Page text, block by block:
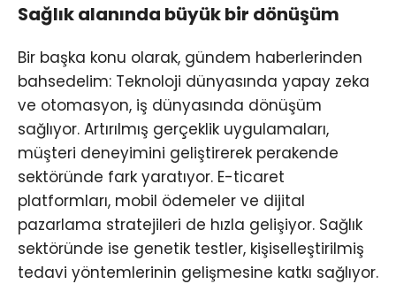
Sağlık alanında büyük bir dönüşüm
Bir başka konu olarak, gündem haberlerinden
bahsedelim: Teknoloji dünyasında yapay zeka
ve otomasyon, iş dünyasında dönüşüm
sağlıyor. Artırılmış gerçeklik uygulamaları,
müşteri deneyimini geliştirerek perakende
sektöründe fark yaratıyor. E-ticaret
platformları, mobil ödemeler ve dijital
pazarlama stratejileri de hızla gelişiyor. Sağlık
sektöründe ise genetik testler, kişiselleştirilmiş
tedavi yöntemlerinin gelişmesine katkı sağlıyor.